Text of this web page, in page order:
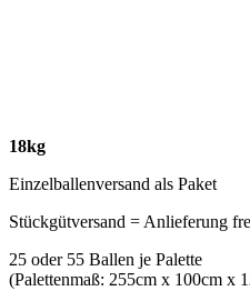
Einzelballenversand als Paket
Stückgütversand = Anlieferung
25 oder 55 Ballen je Palette
(Palettenmaß: 255cm x 100cm x